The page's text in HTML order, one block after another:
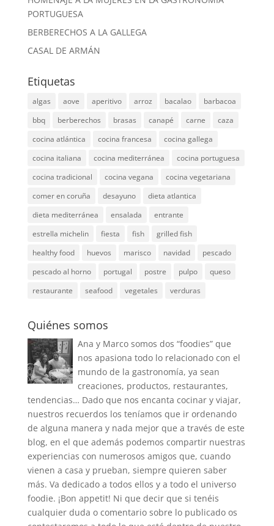
PORTUGUESA
BERBERECHOS A LA GALLEGA
CASAL DE ARMÁN
Etiquetas
algas aove aperitivo arroz bacalao
barbacoa
bbq
berberechos brasas canapé carne
caza
cocina atlántica
cocina francesa
cocina gallega
cocina italiana
cocina mediterránea
cocina portuguesa
cocina tradicional
cocina vegana
cocina vegetariana
comer en coruña
desayuno
dieta atlantica
dieta mediterránea
ensalada
entrante
estrella michelin
fiesta fish
grilled fish
healthy food
huevos marisco navidad
pescado
pescado al horno
portugal postre pulpo
queso
restaurante
seafood vegetales verduras
Quiénes somos
Ana y Marco somos dos “foodies” que
nos apasiona todo lo relacionado con el
mundo de la gastronomía, ya sean
creaciones, productos, restaurantes,
tendencias… Dado que nos encanta cocinar y viajar,
nuestros recuerdos los teníamos que ir ordenando
de alguna manera y nada mejor que a través de este
blog, en el que además podemos compartir nuestras
experiencias con numerosos amigos que, cuando
vienen a casa y prueban, siempre quieren saber
más. Va dedicado a todos ellos y a todo el universo
foodie. ¡Bon appetit! Ni que decir que si tenéis
cualquier duda o comentario sobre lo publicado os